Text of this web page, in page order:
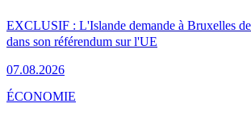
EXCLUSIF : L'Islande demande à Bruxelles
dans son référendum sur l'UE
07.08.2026
ÉCONOMIE